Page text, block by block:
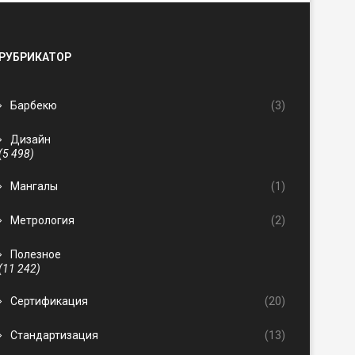
Барбекю (3)
Дизайн
498)
Мангалы (1)
Метрология (2)
Полезное
242)
Сертификация (20)
Стандартизация (13)